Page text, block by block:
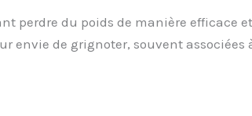
perdre du poids de manière efficace et
envie de grignoter, souvent associées